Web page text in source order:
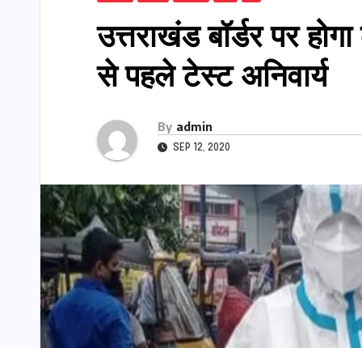
उत्तराखंड बॉर्डर पर
से पहले टेस्ट अनिवार्य
By admin
SEP 12, 2020